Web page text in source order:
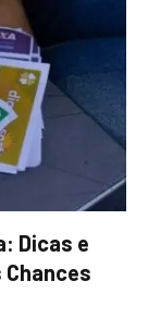
Dicas e